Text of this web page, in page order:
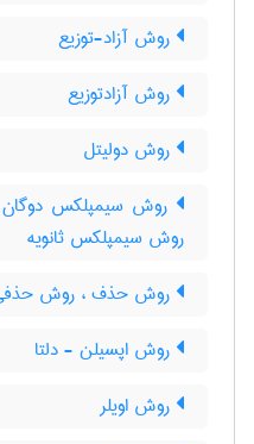
روش آزاد-توزیع
روش آزادتوزیع
روش دولیتل
روش سیمپلکس
روش سیمپلکس ثانویه
روش حذف ، روش
روش اپسیلن - دلتا
روش اویلر